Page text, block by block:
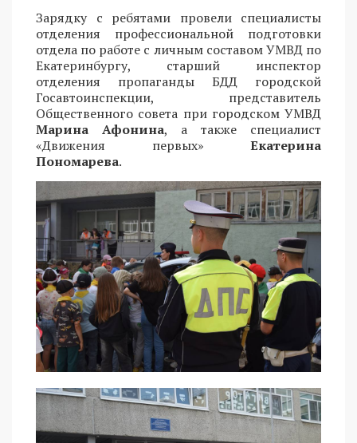
Зарядку с ребятами провели специалисты
отделения профессиональной подготовки
отдела по работе с личным составом УМВД по
Екатеринбургу, старший инспектор
отделения пропаганды БДД городской
Госавтоинспекции, представитель
Общественного совета при городском УМВД
Марина Афонина, а также специалист
«Движения первых» Екатерина
Пономарева.